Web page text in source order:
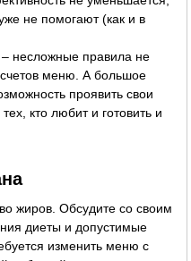
не помогают (как и в
– несложные правила не
меню. А большое
проявить свои
кто любит и готовить и
жиров. Обсудите со своим
диеты и допустимые
изменить меню с